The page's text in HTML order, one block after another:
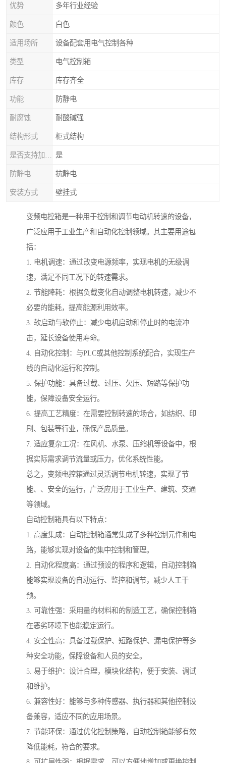
优势 多年行业经验
颜色 白色
适用场所 设备配套用电气控制各种
类型 电气控制箱
库存 库存齐全
功能 防静电
耐腐蚀 耐酸碱强
结构形式 柜式结构
是
防静电 抗静电
安装方式 壁挂式
变频电控箱是一种用于控制和调节电动机转速的设备，
广泛应用于工业生产和自动化控制领域。其主要用途包
括：
1. 电机调速：通过改变电源频率，实现电机的无级调
速，满足不同工况下的转速需求。
2. 节能降耗：根据负载变化自动调整电机转速，减少不
必要的能耗，提高能源利用效率。
3. 软启动与软停止：减少电机启动和停止时的电流冲
击，延长设备使用寿命。
4. 自动化控制：与PLC或其他控制系统配合，实现生产
线的自动化运行和控制。
5. 保护功能：具备过载、过压、欠压、短路等保护功
能，保障设备安全运行。
6. 提高工艺精度：在需要控制转速的场合，如纺织、印
刷、包装等行业，确保产品质量。
7. 适应复杂工况：在风机、水泵、压缩机等设备中，根
据实际需求调节流量或压力，优化系统性能。
总之，变频电控箱通过灵活调节电机转速，实现了节
能、、安全的运行，广泛应用于工业生产、建筑、交通
等领域。
自动控制箱具有以下特点：
1. 高度集成：自动控制箱通常集成了多种控制元件和电
路，能够实现对设备的集中控制和管理。
2. 自动化程度高：通过预设的程序和逻辑，自动控制箱
能够实现设备的自动运行、监控和调节，减少人工干
预。
3. 可靠性强：采用量的材料和的制造工艺，确保控制箱
在恶劣环境下也能稳定运行。
4. 安全性高：具备过载保护、短路保护、漏电保护等多
种安全功能，保障设备和人员的安全。
5. 易于维护：设计合理，模块化结构，便于安装、调试
和维护。
6. 兼容性好：能够与多种传感器、执行器和其他控制设
备兼容，适应不同的应用场景。
7. 节能环保：通过优化控制策略，自动控制箱能够有效
降低能耗，符合的要求。